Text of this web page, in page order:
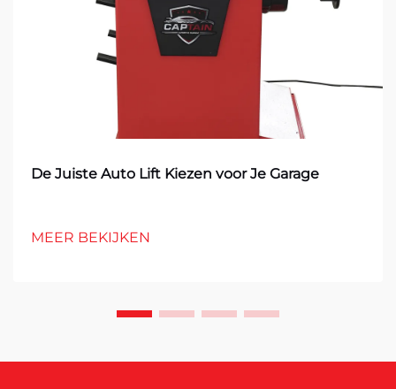
De Juiste Auto Lift Kiezen voor Je Garage
MEER BEKIJKEN